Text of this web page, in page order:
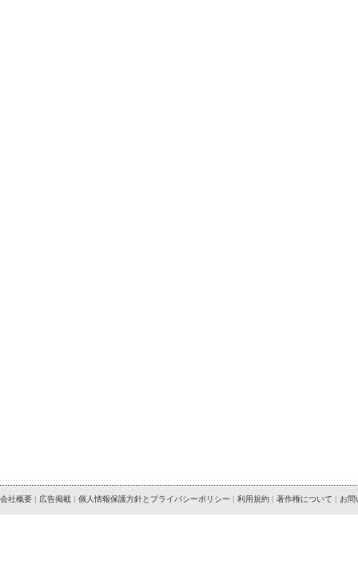
会社概要 | 広告掲載 | 個人情報保護方針とプライバシーポリシー | 利用規約 | 著作権について | お問